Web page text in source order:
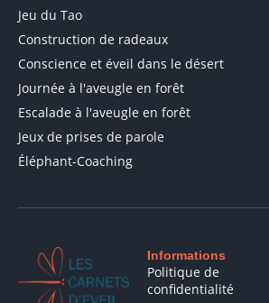
Jeu du Tao
Construction de radeaux
Conscience et éveil dans le désert
Journée à l'aveugle en forêt
Escalade à l'aveugle en forêt
Jeux de prises de parole
Éléphant-Coaching
Informations
Politique de
confidentialité